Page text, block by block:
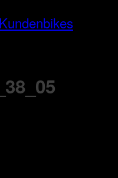
Kundenbikes